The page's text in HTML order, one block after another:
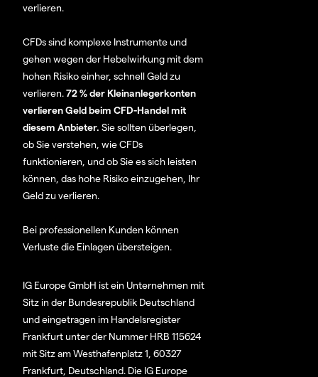
verlieren.
CFDs sind komplexe Instrumente und
gehen wegen der Hebelwirkung mit dem
hohen Risiko einher, schnell Geld zu
verlieren.72 % der Kleinanlegerkonten
verlieren Geld beim CFD-Handel mit
diesem Anbieter. Sie sollten überlegen,
ob Sie verstehen, wie CFDs
funktionieren, und ob Sie es sich leisten
können, das hohe Risiko einzugehen, Ihr
Geld zu verlieren.
Bei professionellen Kunden können
Verluste die Einlagen übersteigen.
IG Europe GmbH ist ein Unternehmen mit
Sitz in der Bundesrepublik Deutschland
und eingetragen im Handelsregister
Frankfurt unter der Nummer HRB 115624
mit Sitz am Westhafenplatz 1, 60327
Frankfurt, Deutschland. Die IG Europe